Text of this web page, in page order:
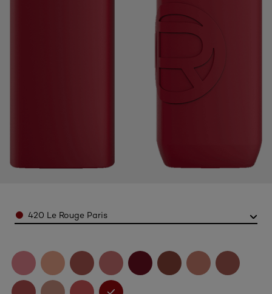
Color420 Le Rouge Paris